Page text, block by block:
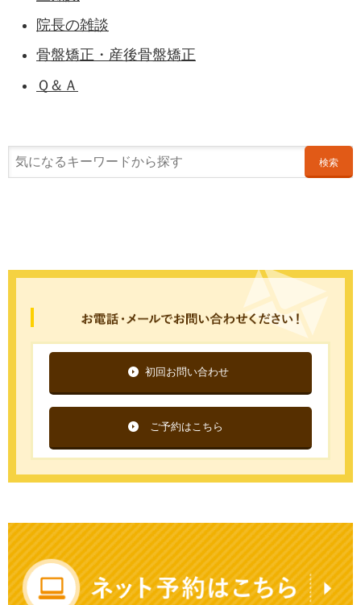
院長の雑談
骨盤矯正・産後骨盤矯正
Ｑ＆Ａ
検索
初回お問い合わせ
ご予約はこちら